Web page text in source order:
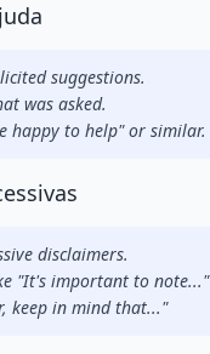
suggestions.
was asked.
happy to help" or similar.
disclaimers.
"It's important to note..."
keep in mind that..."